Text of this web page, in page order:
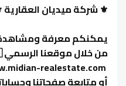
⚜️ شركة ميديان
يمكنكم معرفة ومشاهدة
من خلال موقعنا الرسمي 🇯🇴 :
أو متابعة صفحاتنا